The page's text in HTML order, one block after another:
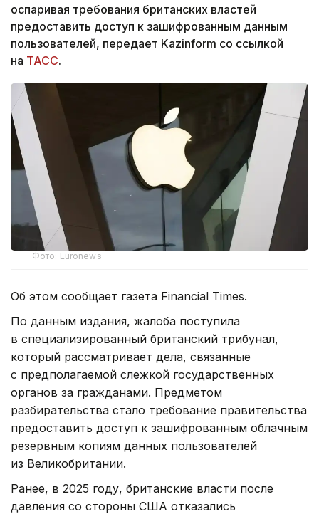
оспаривая требования британских властей
предоставить доступ к зашифрованным данным
пользователей, передает Kazinform со ссылкой
на ТАСС.
Фото: Euronews
Об этом сообщает газета Financial Times.
По данным издания, жалоба поступила
в специализированный британский трибунал,
который рассматривает дела, связанные
с предполагаемой слежкой государственных
органов за гражданами. Предметом
разбирательства стало требование правительства
предоставить доступ к зашифрованным облачным
резервным копиям данных пользователей
из Великобритании.
Ранее, в 2025 году, британские власти после
давления со стороны США отказались